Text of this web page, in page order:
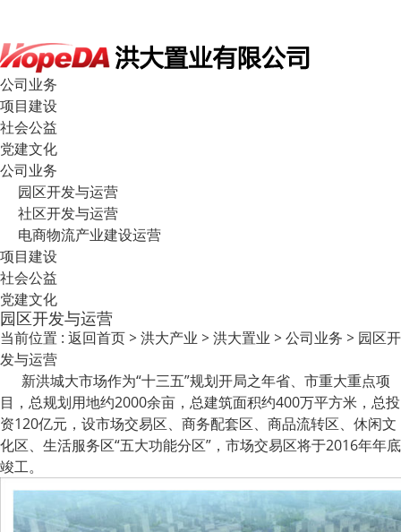
公司业务
项目建设
社会公益
党建文化
公司业务
园区开发与运营
社区开发与运营
电商物流产业建设运营
项目建设
社会公益
党建文化
园区开发与运营
当前位置 : 返回首页 > 洪大产业 > 洪大置业 > 公司业务 > 园区开
发与运营
新洪城大市场作为“十三五”规划开局之年省、市重大重点项
目，总规划用地约2000余亩，总建筑面积约400万平方米，总投
资120亿元，设市场交易区、商务配套区、商品流转区、休闲文
化区、生活服务区“五大功能分区”，市场交易区将于2016年年底
竣工。